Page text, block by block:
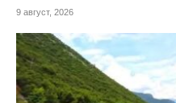
9 август, 2026